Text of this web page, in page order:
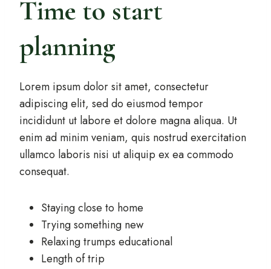
Time to start
planning
Lorem ipsum dolor sit amet, consectetur
adipiscing elit, sed do eiusmod tempor
incididunt ut labore et dolore magna aliqua. Ut
enim ad minim veniam, quis nostrud exercitation
ullamco laboris nisi ut aliquip ex ea commodo
consequat.
Staying close to home
Trying something new
Relaxing trumps educational
Length of trip